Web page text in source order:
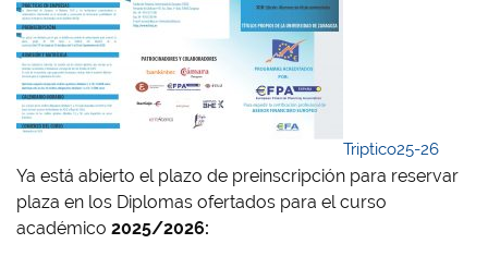
Triptico25-26
Ya está abierto el plazo de preinscripción para reservar
plaza en los Diplomas ofertados para el curso
académico 2025/2026: